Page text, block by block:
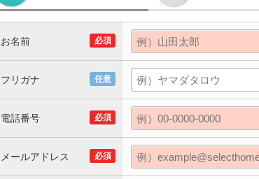
必須
お名前
任意
フリガナ
必須
電話番号
必須
メールアドレス